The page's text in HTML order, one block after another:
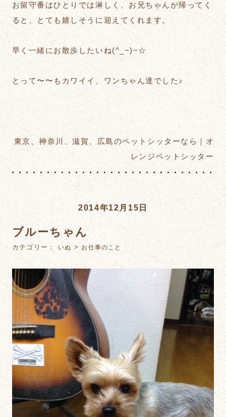
お留守番はひとりでは淋しく、お兄ちゃんが帰ってく
ると、とても嬉しそうに迎えてくれます。
早く一緒にお散歩したいね(^_−)−☆
とって〜〜もカワイイ、ワンちゃん達でした♪
東京、神奈川、滋賀、広島のペットシッターなら｜オ
レンジペットシッター
2014年12月15日
ブルーちゃん
カテゴリー： いぬ > お仕事のこと